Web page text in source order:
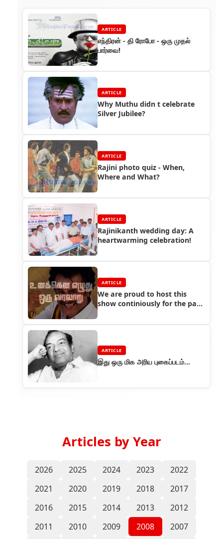
ARTICLE
எந்திரன் - தி ரோபோ - ஒரு முதல்
பார்வை!
ARTICLE
Why Muthu didn t celebrate
Silver Jubilee?
ARTICLE
Rajini photo quiz - When,
Where and What?
ARTICLE
Rajinikanth wedding day: A
heartwarming celebration!
ARTICLE
We are proud to host this
show continiously for the past
ARTICLE
இது ஒரு மிக அரிய புகைப்படம்...
Articles by Year
2026 2025 2024 2023
2022
2021
2020 2019 2018
2017
2016
2015 2014 2013
2012
2011
2010 2009 2008
2007